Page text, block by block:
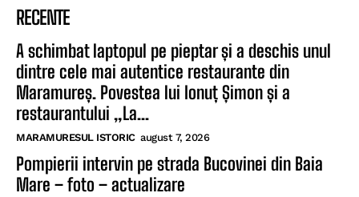
RECENTE
A schimbat laptopul pe pieptar și a deschis unul
dintre cele mai autentice restaurante din
Maramureș. Povestea lui Ionuț Șimon și a
restaurantului „La...
MARAMURESUL ISTORIC august 7, 2026
Pompierii intervin pe strada Bucovinei din Baia
Mare – foto – actualizare